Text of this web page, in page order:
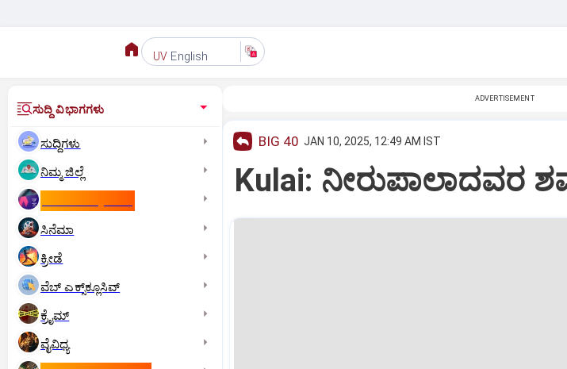
UV English
ಸುದ್ದಿ ವಿಭಾಗಗಳು
ಸುದ್ದಿಗಳು
ನಿಮ್ಮ ಜಿಲ್ಲೆ
ಸಿನೆಮಾ
ಕ್ರೀಡೆ
ವೆಬ್ ಎಕ್ಸ್‌ಕ್ಲೂಸಿವ್
ಕ್ರೈಮ್
ವೈವಿಧ್ಯ
ADVERTISEMENT
BIG 40 JAN 10, 2025, 12:49 AM IST
Kulai: ನೀರುಪಾಲಾದವರ